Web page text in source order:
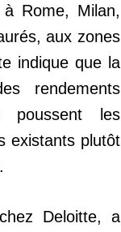
Rome, Milan,
aux zones
indique que la
rendements
poussent les
existants plutôt
Deloitte, a